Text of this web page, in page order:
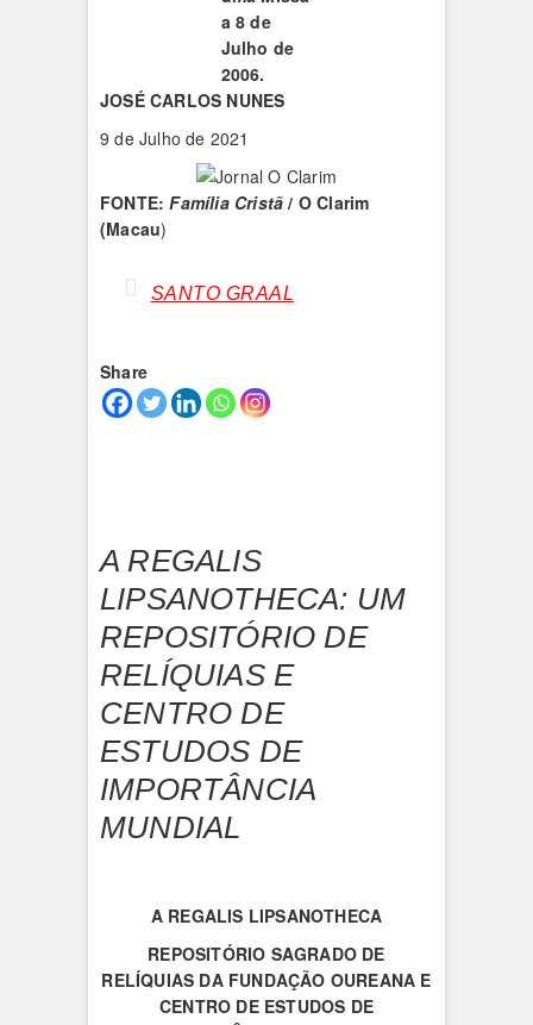
a 8 de
Julho de
2006.
JOSÉ CARLOS NUNES
9 de Julho de 2021
FONTE:Família Cristã / O Clarim
(Macau)
SANTO GRAAL
Share
A REGALIS
LIPSANOTHECA: UM
REPOSITÓRIO DE
RELÍQUIAS E
CENTRO DE
ESTUDOS DE
IMPORTÂNCIA
MUNDIAL
A REGALIS LIPSANOTHECA
REPOSITÓRIO SAGRADO DE
RELÍQUIAS DA FUNDAÇÃO OUREANA E
CENTRO DE ESTUDOS DE